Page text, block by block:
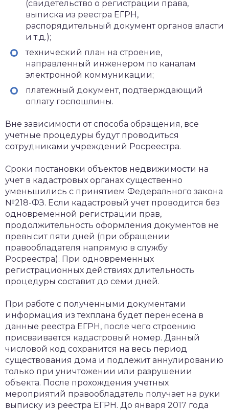
(свидетельство о регистрации права,
выписка из реестра ЕГРН,
распорядительный документ органов власти
и т.д.);
технический план на строение,
направленный инженером по каналам
электронной коммуникации;
платежный документ, подтверждающий
оплату госпошлины.
Вне зависимости от способа обращения, все
учетные процедуры будут проводиться
сотрудниками учреждений Росреестра.
Сроки постановки объектов недвижимости на
учет в кадастровых органах существенно
уменьшились с принятием Федерального закона
№218-ФЗ. Если кадастровый учет проводится без
одновременной регистрации прав,
продолжительность оформления документов не
превысит пяти дней (при обращении
правообладателя напрямую в службу
Росреестра). При одновременных
регистрационных действиях длительность
процедуры составит до семи дней.
При работе с полученными документами
информация из техплана будет перенесена в
данные реестра ЕГРН, после чего строению
присваивается кадастровый номер. Данный
числовой код сохранится на весь период
существования дома и подлежит аннулированию
только при уничтожении или разрушении
объекта. После прохождения учетных
мероприятий правообладатель получает на руки
выписку из реестра ЕГРН. До января 2017 года